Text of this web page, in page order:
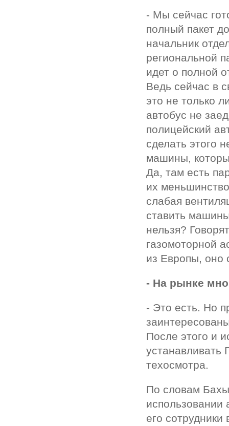
- Мы сейчас
полный пакет
начальник
региональной
идет о полной
Ведь сейчас в
это не только
автобус не
полицейский
сделать этого
машины,
Да, там есть
их
слабая
ставить
нельзя?
газомоторной
из Европы, оно
- На рынке
- Это есть. Но
После этого и
устанавливать
техосмотра.
По словам
его